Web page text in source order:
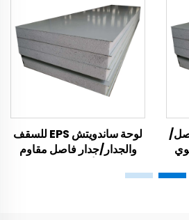
لوحة ساندويتش EPS للسقف
والجدار/جدار فاصل مقاوم